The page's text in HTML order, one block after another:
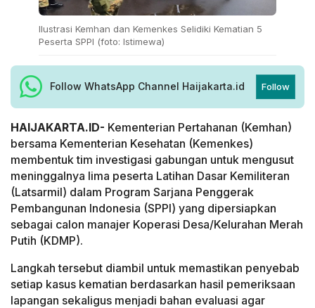
Ilustrasi Kemhan dan Kemenkes Selidiki Kematian 5
Peserta SPPI (foto: Istimewa)
Follow WhatsApp Channel Haijakarta.id Follow
HAIJAKARTA.ID- Kementerian Pertahanan (Kemhan)
bersama Kementerian Kesehatan (Kemenkes)
membentuk tim investigasi gabungan untuk mengusut
meninggalnya lima peserta Latihan Dasar Kemiliteran
(Latsarmil) dalam Program Sarjana Penggerak
Pembangunan Indonesia (SPPI) yang dipersiapkan
sebagai calon manajer Koperasi Desa/Kelurahan Merah
Putih (KDMP).
Langkah tersebut diambil untuk memastikan penyebab
setiap kasus kematian berdasarkan hasil pemeriksaan
lapangan sekaligus menjadi bahan evaluasi agar